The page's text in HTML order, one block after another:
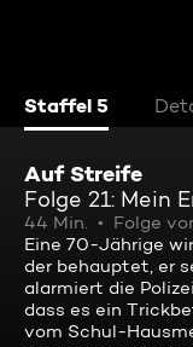
Staffel 5
Auf Streife
Folge 21: Mein
44 Min. Folge
Eine 70-Jährige
der behauptet, er
alarmiert die
dass es ein
vom Schul-